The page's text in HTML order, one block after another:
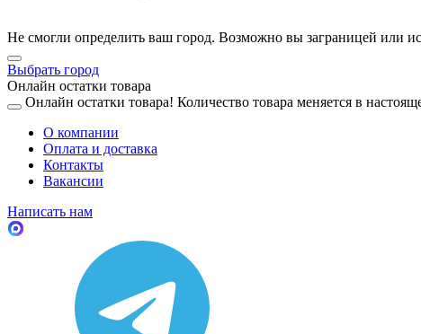
Не смогли определить ваш город. Возможно вы заграницей или
Выбрать город
Онлайн остатки товара
Онлайн остатки товара! Количество товара меняется в
О компании
Оплата и доставка
Контакты
Вакансии
Написать нам